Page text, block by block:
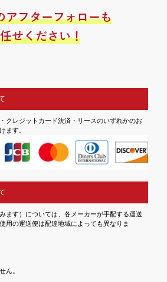
クレジットカード決済・リースのいずれかのお
ます。
ます）については、各メーカーが手配する運送
用の運送便は配達地域によっても異なりま
ん。